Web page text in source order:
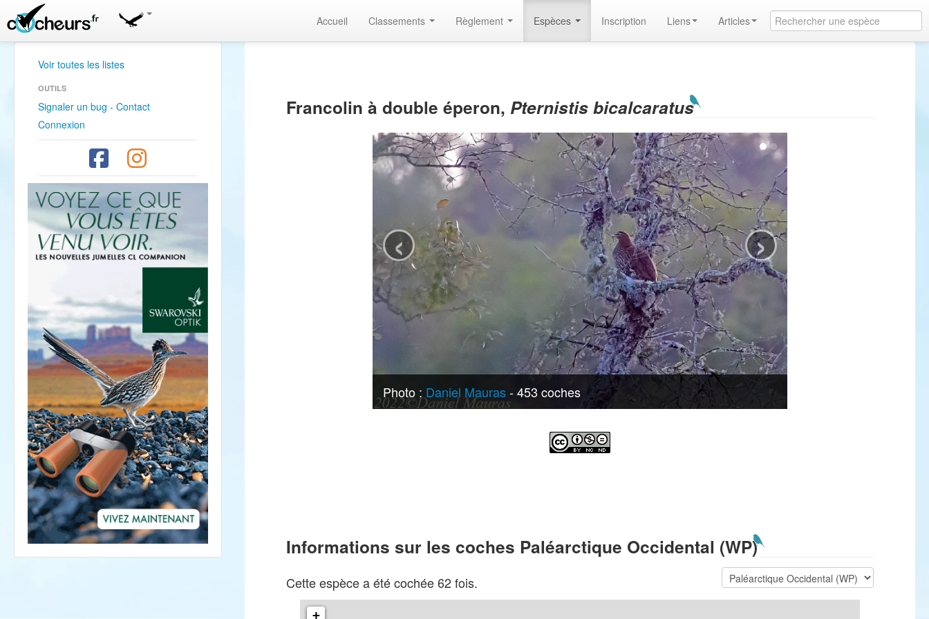
Accueil Classements Règlement Espèces Inscription Liens Articles
Voir toutes les listes
OUTILS
Signaler un bug - Contact
Connexion
Francolin à double éperon, Pternistis bicalcaratus
Photo : Daniel Mauras- 453 coches
‹ ›
Informations sur les coches Paléarctique Occidental (WP)
Cette espèce a été cochée 62 fois.
+